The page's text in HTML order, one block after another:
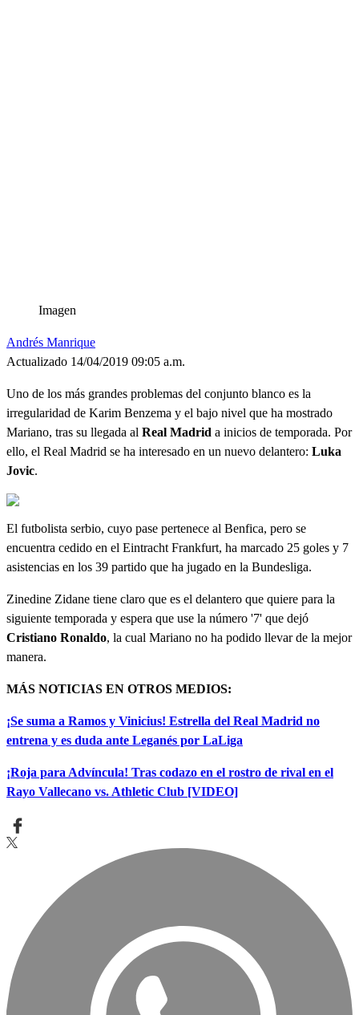
Imagen
Andrés Manrique
Actualizado 14/04/2019 09:05 a.m.
Uno de los más grandes problemas del conjunto blanco es la
irregularidad de Karim Benzema y el bajo nivel que ha mostrado
Mariano, tras su llegada al Real Madrid a inicios de temporada. Por
ello, el Real Madrid se ha interesado en un nuevo delantero: Luka
Jovic.
El futbolista serbio, cuyo pase pertenece al Benfica, pero se
encuentra cedido en el Eintracht Frankfurt, ha marcado 25 goles y 7
asistencias en los 39 partido que ha jugado en la Bundesliga.
Zinedine Zidane tiene claro que es el delantero que quiere para la
siguiente temporada y espera que use la número '7' que dejó
Cristiano Ronaldo, la cual Mariano no ha podido llevar de la mejor
manera.
MÁS NOTICIAS EN OTROS MEDIOS:
¡Se suma a Ramos y Vinicius! Estrella del Real Madrid no
entrena y es duda ante Leganés por LaLiga
¡Roja para Advíncula! Tras codazo en el rostro de rival en el
Rayo Vallecano vs. Athletic Club [VIDEO]